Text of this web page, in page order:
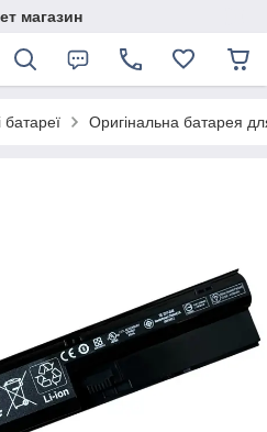
магазин
батареї Оригінальна батарея